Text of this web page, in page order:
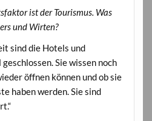
ist der Tourismus. Was
und Wirten?
sind die Hotels und
Sie wissen noch
öffnen können und ob sie
haben werden. Sie sind